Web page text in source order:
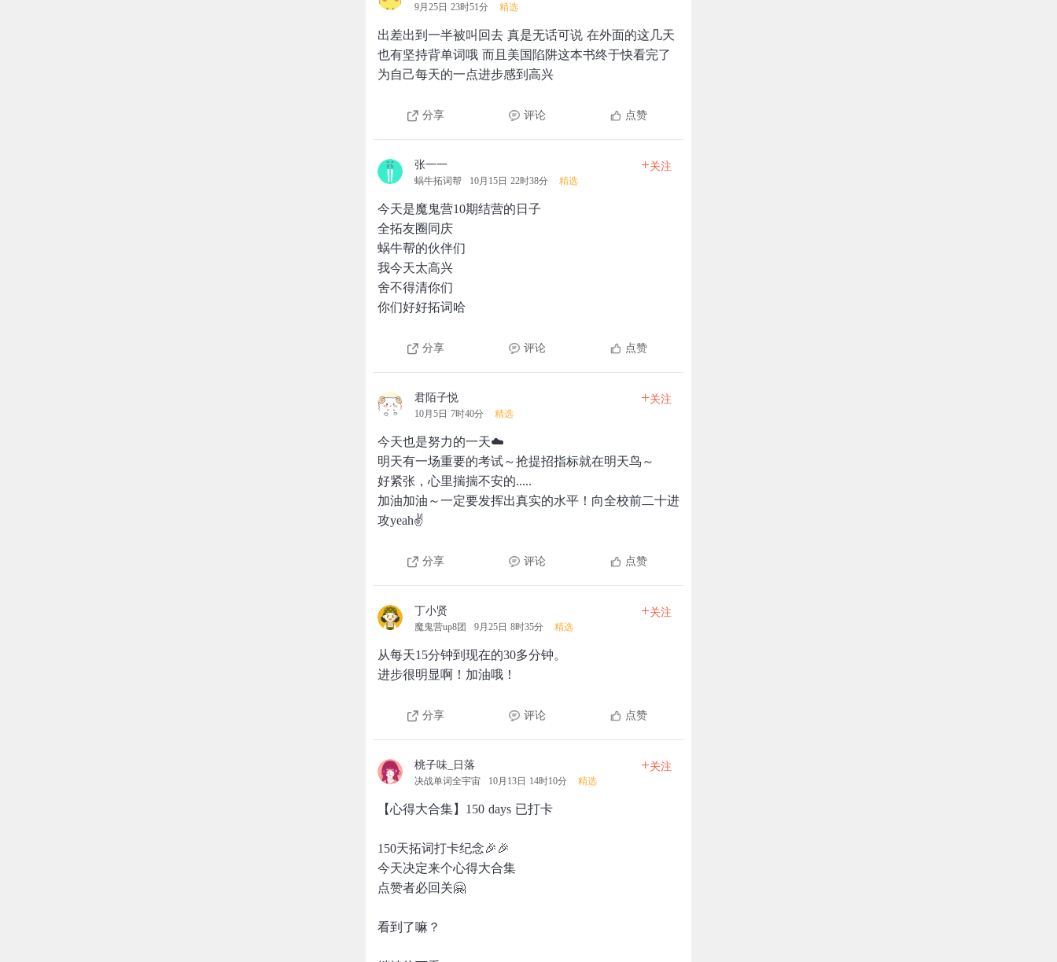
9月25日 23时51分 精选
出差出到一半被叫回去 真是无话可说 在外面的这几天
也有坚持背单词哦 而且美国陷阱这本书终于快看完了
为自己每天的一点进步感到高兴
分享 评论 点赞
张一一
蜗牛拓词帮 10月15日 22时38分 精选
+关注
今天是魔鬼营10期结营的日子
全拓友圈同庆
蜗牛帮的伙伴们
我今天太高兴
舍不得清你们
你们好好拓词哈
分享 评论 点赞
君陌子悦
10月5日 7时40分 精选
+关注
今天也是努力的一天☁️
明天有一场重要的考试～抢提招指标就在明天鸟～
好紧张，心里揣揣不安的.....
加油加油～一定要发挥出真实的水平！向全校前二十进
攻yeah✌️
分享 评论 点赞
丁小贤
魔鬼营up8团 9月25日 8时35分 精选
+关注
从每天15分钟到现在的30多分钟。
进步很明显啊！加油哦！
分享 评论 点赞
桃子味_日落
决战单词全宇宙 10月13日 14时10分 精选
+关注
【心得大合集】150 days 已打卡
150天拓词打卡纪念🎉🎉
今天决定来个心得大合集
点赞者必回关🤗
看到了嘛？